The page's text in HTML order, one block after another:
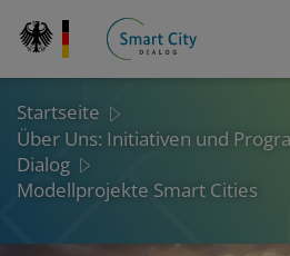
zum
Startseite
Über Uns: Initiativen und
Dialog
Modellprojekte Smart Cities